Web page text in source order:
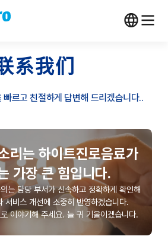
系我们
르고 친절하게 답변해 드리겠습니다..
리는 하이트진로음료가
가장 큰 힘입니다.
는 담당 부서가 신속하고 정확하게 확인해
서비스 개선에 소중히 반영하겠습니다.
이야기해 주세요. 늘 귀 기울이겠습니다.